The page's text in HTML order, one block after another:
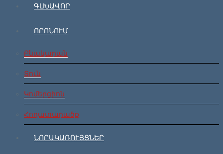
ԳԼԽԱՎՈՐ
ՈՐՈՆՈՒՄ
Բնակարան
Տուն
Կոմերցիոն
Հողատարածք
ՆՈՐԱԿԱՌՈՒՅՑՆԵՐ